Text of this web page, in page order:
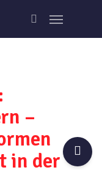
search
Menu
–
in der